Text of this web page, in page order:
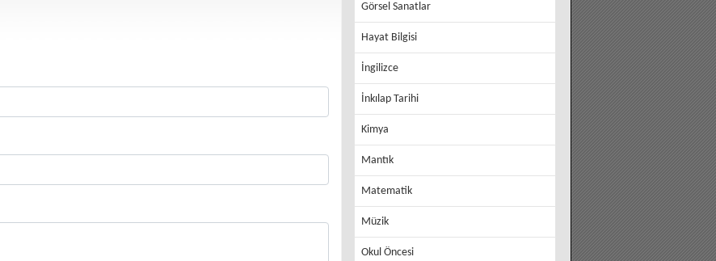
Görsel Sanatlar
Hayat Bilgisi
İngilizce
İnkılap Tarihi
Kimya
Mantık
Matematik
Müzik
Okul Öncesi